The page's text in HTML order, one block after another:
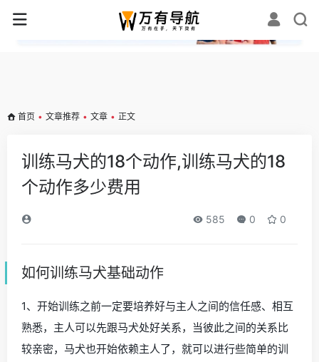
✕
首页 • 文章推荐 • 文章 • 正文
训练马犬的18个动作,训练马犬的18
个动作多少费用
585 0 0
如何训练马犬基础动作
1、开始训练之前一定要培养好与主人之间的信任感、相互
熟悉，主人可以先跟马犬处好关系，当彼此之间的关系比
较亲密，马犬也开始依赖主人了，就可以进行些简单的训